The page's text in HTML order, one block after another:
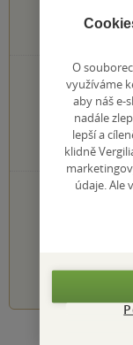
Hodnocení
O
využíváme
aby náš e-
nadále
lepší a
klidně
údaje. Ale